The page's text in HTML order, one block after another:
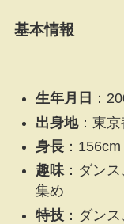
基本情報
生年月日 ：
出身地：東京
身長：156cm
趣味：ダン
集め
特技：ダンス